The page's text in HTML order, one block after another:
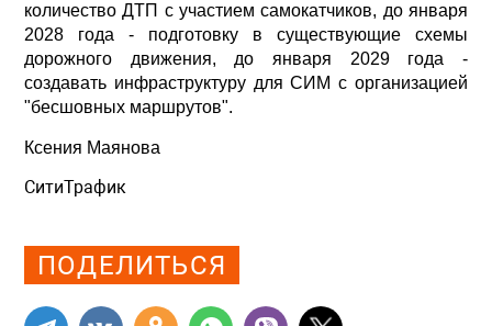
количество ДТП с участием самокатчиков, до января
2028 года - подготовку в существующие схемы
дорожного движения, до января 2029 года -
создавать инфраструктуру для СИМ с организацией
"бесшовных маршрутов".
Ксения Маянова
СитиТрафик
ПОДЕЛИТЬСЯ